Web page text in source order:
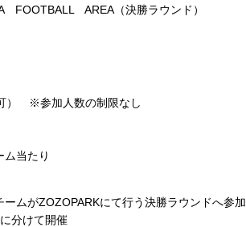
FOOTBALL AREA（決勝ラウンド）
） ※参加人数の制限なし
ム当たり
ムがZOZOPARKにて行う決勝ラウンドへ参加
分けて開催